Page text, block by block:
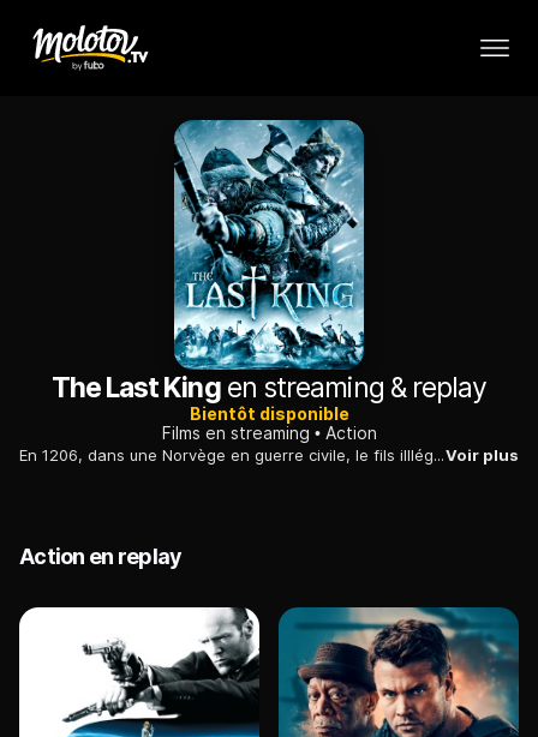
The Last Kingen streaming & replay
Bientôt disponible
Films en streaming
Action
En 1206, dans une Norvège en guerre civile, le fils illlégitime du roi est la cible de nombreux assassins. Tenu au secret, il est protégé par deux hommes.Voir plus
Action en replay